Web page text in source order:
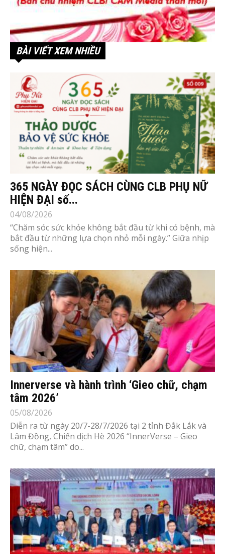
BÀI VIẾT XEM NHIỀU
365 NGÀY ĐỌC SÁCH CÙNG CLB PHỤ NỮ
HIỆN ĐẠI số...
04/08/2026
“Chăm sóc sức khỏe không bắt đầu từ khi có bệnh, mà
bắt đầu từ những lựa chọn nhỏ mỗi ngày.” Giữa nhịp
sống hiện...
Innerverse và hành trình ‘Gieo chữ, chạm
tâm 2026’
05/08/2026
Diễn ra từ ngày 20/7-28/7/2026 tại 2 tỉnh Đắk Lắk và
Lâm Đồng, Chiến dịch Hè 2026 “InnerVerse – Gieo
chữ, chạm tâm” do...